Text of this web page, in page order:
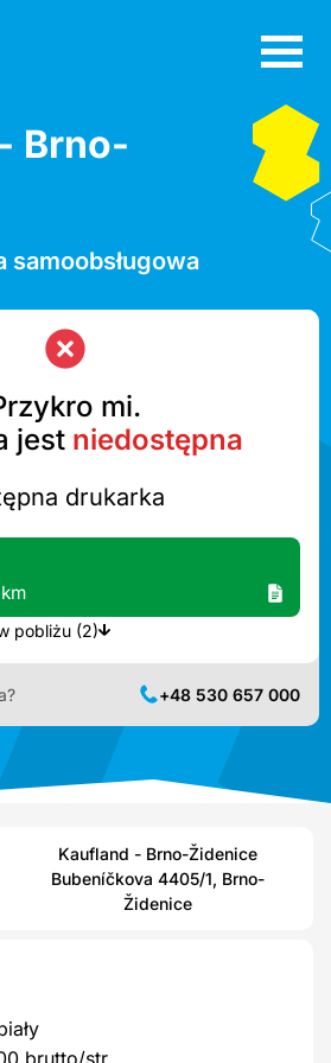
Brno-
samoobsługowa
mi.
jest niedostępna
drukarka
Więcej drukarek A4 w pobliżu (2)
+48 530 657 000
Kaufland - Brno-Židenice
Bubeníčkova 4405/1, Brno-
Židenice
brutto/str.